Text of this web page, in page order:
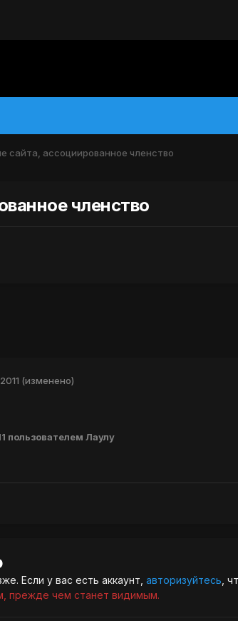
сайта, ассоциированное членство
членство
(изменено)
пользователем Лаулу
Если у вас есть аккаунт, авторизуйтесь ,
прежде чем станет видимым.